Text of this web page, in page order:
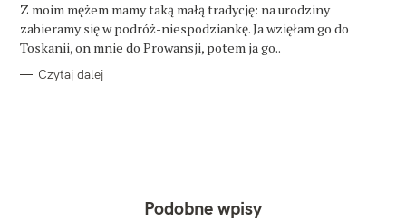
I
E
Z moim mężem mamy taką małą tradycję: na urodziny
zabieramy się w podróż-niespodziankę. Ja wzięłam go do
Toskanii, on mnie do Prowansji, potem ja go..
Czytaj dalej
Podobne wpisy